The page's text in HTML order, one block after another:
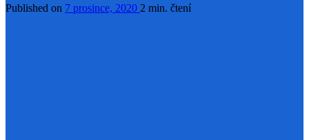
Published on 7 prosince, 2020 2 min. čtení